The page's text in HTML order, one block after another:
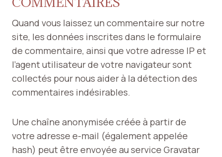
Quand vous laissez un commentaire sur notre
site, les données inscrites dans le formulaire
de commentaire, ainsi que votre adresse IP et
l’agent utilisateur de votre navigateur sont
collectés pour nous aider à la détection des
commentaires indésirables.
Une chaîne anonymisée créée à partir de
votre adresse e-mail (également appelée
hash) peut être envoyée au service Gravatar